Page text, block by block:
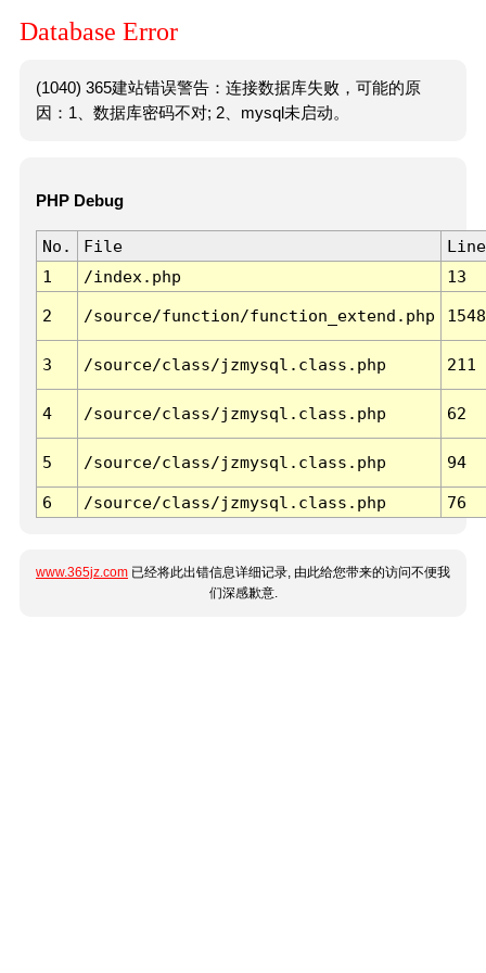
Database Error
(1040) 365建站错误警告：连接数据库失败，可能的原
因：1、数据库密码不对; 2、mysql未启动。
PHP Debug
No. File
Line
1
/index.php 13
2 /source/function/function_extend.php 1548
3 /source/class/jzmysql.class.php 211
4 /source/class/jzmysql.class.php 62
5 /source/class/jzmysql.class.php 94
6 /source/class/jzmysql.class.php 76
www.365jz.com 已经将此出错信息详细记录, 由此给您带来的访问不便我
们深感歉意.